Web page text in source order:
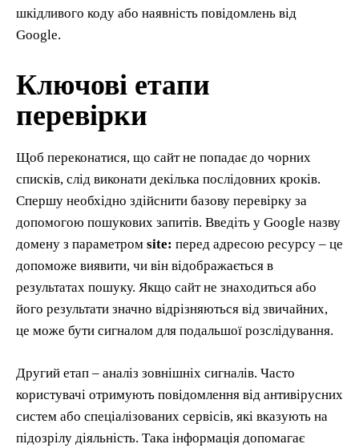
шкідливого коду або наявність повідомлень від
Google.
Ключові етапи
перевірки
Щоб переконатися, що сайт не попадає до чорних
списків, слід виконати декілька послідовних кроків.
Спершу необхідно здійснити базову перевірку за
допомогою пошукових запитів. Введіть у Google назву
домену з параметром site: перед адресою ресурсу – це
допоможе виявити, чи він відображається в
результатах пошуку. Якщо сайт не знаходиться або
його результати значно відрізняються від звичайних,
це може бути сигналом для подальшої розслідування.
Другий етап – аналіз зовнішніх сигналів. Часто
користувачі отримують повідомлення від антивірусних
систем або спеціалізованих сервісів, які вказують на
підозрілу діяльність. Така інформація допомагає